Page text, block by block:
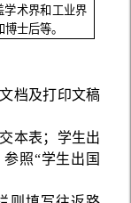
学术界和工业界
士后等。
档及打印文稿
本表；学生出
照“学生出国